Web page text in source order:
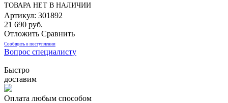
ТОВАРА НЕТ В НАЛИЧИИ
Артикул: 301892
21 690 руб.
Отложить Сравнить
Сообщить о поступлении
Вопрос специалисту
Быстро
доставим
Оплата любым способом